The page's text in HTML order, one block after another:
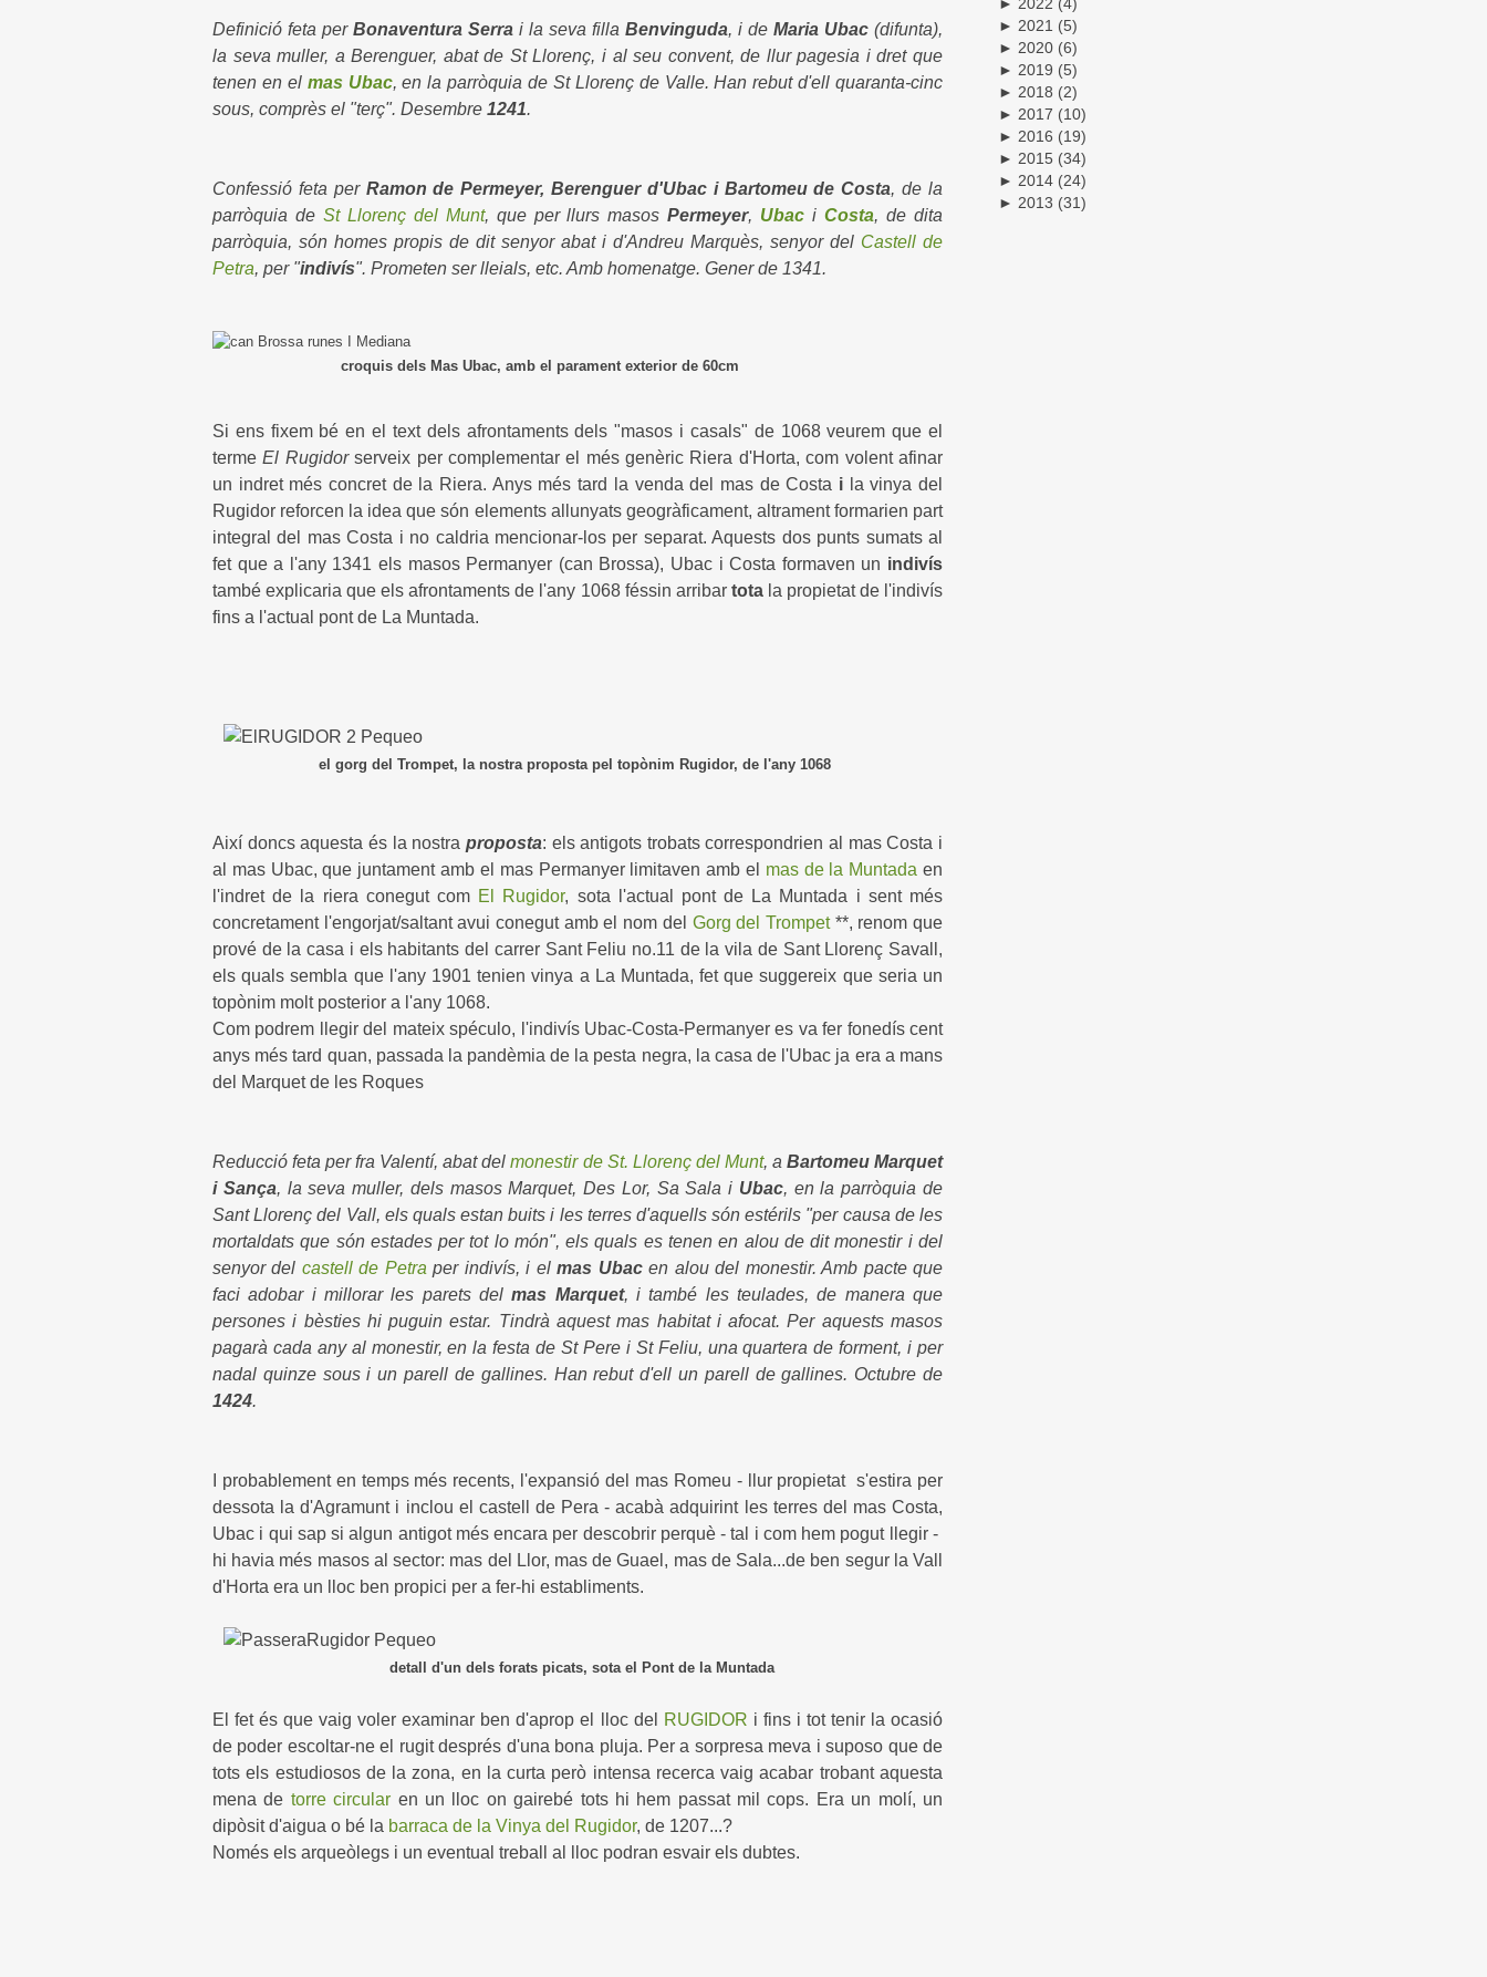
► 2022 (4)
► 2021 (5)
► 2020 (6)
► 2019 (5)
► 2018 (2)
► 2017 (10)
► 2016 (19)
► 2015 (34)
► 2014 (24)
► 2013 (31)
Definició feta per Bonaventura Serra i la seva filla Benvinguda, i de Maria Ubac (difunta),
la seva muller, a Berenguer, abat de St Llorenç, i al seu convent, de llur pagesia i dret que
tenen en el mas Ubac, en la parròquia de St Llorenç de Valle. Han rebut d'ell quaranta-cinc
sous, comprès el "terç". Desembre 1241.
Confessió feta per Ramon de Permeyer, Berenguer d'Ubac i Bartomeu de Costa, de la
parròquia de St Llorenç del Munt, que per llurs masosPermeyer, Ubac iCosta, de dita
parròquia, són homes propis de dit senyor abat i d'Andreu Marquès, senyor del Castell de
Petra, per "indivís". Prometen ser lleials, etc. Amb homenatge. Gener de 1341.
croquis dels Mas Ubac, amb el parament exterior de 60cm
Si ens fixem bé en el text dels afrontaments dels "masos i casals" de 1068 veurem que el
termeEl Rugidorserveix per complementar el més genèric Riera d'Horta, com volent afinar
un indret més concret de la Riera. Anys més tard la venda del mas de Costa ila vinya del
Rugidor reforcen la idea que són elements allunyats geogràficament, altrament formarien part
integral del mas Costa i no caldria mencionar-los per separat. Aquests dos punts sumats al
fet que a l'any 1341 els masos Permanyer (can Brossa), Ubac i Costa formaven un indivís
també explicaria que els afrontaments de l'any 1068 féssin arribartotala propietat de l'indivís
fins a l'actual pont de La Muntada.
el gorg del Trompet, la nostra proposta pel topònim Rugidor, de l'any 1068
Així doncs aquesta és la nostra proposta: els antigots trobats correspondrien al mas Costa i
al mas Ubac, que juntament amb el mas Permanyer limitaven amb el mas de la Muntada en
l'indret de la riera conegut com El Rugidor, sota l'actual pont de La Muntada i sent més
concretament l'engorjat/saltant avui conegut amb el nom del Gorg del Trompet**, renom que
prové de la casa i els habitants del carrer Sant Feliu no.11 de la vila de Sant Llorenç Savall,
els quals sembla que l'any 1901 tenien vinya a La Muntada, fet que suggereix que seria un
topònim molt posterior a l'any 1068.
Com podrem llegir del mateix spéculo, l'indivís Ubac-Costa-Permanyer es va fer fonedís cent
anys més tard quan, passada la pandèmia de la pesta negra, la casa de l'Ubac ja era a mans
del Marquet de les Roques
Reducció feta per fra Valentí, abat delmonestir de St. Llorenç del Munt, a Bartomeu Marquet
i Sança, la seva muller, dels masos Marquet, Des Lor, Sa Sala i Ubac, en la parròquia de
Sant Llorenç del Vall, els quals estan buits i les terres d'aquells són estérils "per causa de les
mortaldats que són estades per tot lo món", els quals es tenen en alou de dit monestir i del
senyor del castell de Petra per indivís, i elmas Ubacen alou del monestir. Amb pacte que
faci adobar i millorar les parets delmas Marquet, i també les teulades, de manera que
persones i bèsties hi puguin estar. Tindrà aquest mas habitat i afocat. Per aquests masos
pagarà cada any al monestir, en la festa de St Pere i St Feliu, una quartera de forment, i per
nadal quinze sous i un parell de gallines. Han rebut d'ell un parell de gallines. Octubre de
1424.
I probablement en temps més recents, l'expansió del mas Romeu - llur propietat s'estira per
dessota la d'Agramunt i inclou el castell de Pera - acabà adquirint les terres del mas Costa,
Ubac i qui sap si algun antigot més encara per descobrir perquè - tal i com hem pogut llegir -
hi havia més masos al sector: mas del Llor, mas de Guael, mas de Sala...de ben segur la Vall
d'Horta era un lloc ben propici per a fer-hi establiments.
detall d'un dels forats picats, sota el Pont de la Muntada
El fet és que vaig voler examinar ben d'aprop el lloc del RUGIDOR i fins i tot tenir la ocasió
de poder escoltar-ne el rugit després d'una bona pluja. Per a sorpresa meva i suposo que de
tots els estudiosos de la zona, en la curta però intensa recerca vaig acabar trobant aquesta
mena de torre circular en un lloc on gairebé tots hi hem passat mil cops. Era un molí, un
dipòsit d'aigua o bé la barraca de la Vinya del Rugidor, de 1207...?
Només els arqueòlegs i un eventual treball al lloc podran esvair els dubtes.